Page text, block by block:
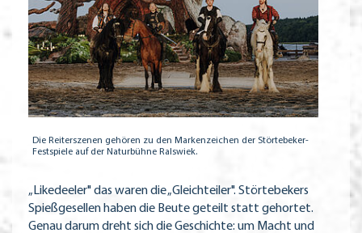
Die Reiterszenen gehören zu den Markenzeichen der Störtebeker-
Festspiele auf der Naturbühne Ralswiek.
„Likedeeler" das waren die „Gleichteiler". Störtebekers
Spießgesellen haben die Beute geteilt statt gehortet.
Genau darum dreht sich die Geschichte: um Macht und